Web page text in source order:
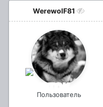
WerewolF81
Пользователь